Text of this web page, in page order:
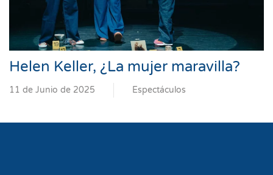
Helen Keller, ¿La mujer maravilla?
11 de Junio de 2025 Espectáculos